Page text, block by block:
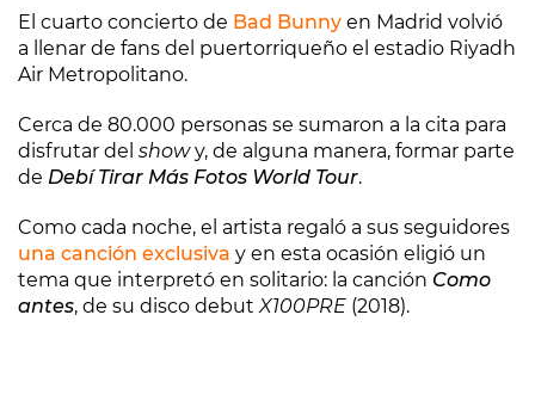
El cuarto concierto de Bad Bunny en Madrid volvió
a llenar de fans del puertorriqueño el estadio Riyadh
Air Metropolitano.
Cerca de 80.000 personas se sumaron a la cita para
disfrutar del showy, de alguna manera, formar parte
de Debí Tirar Más Fotos World Tour.
Como cada noche, el artista regaló a sus seguidores
una canción exclusiva y en esta ocasión eligió un
tema que interpretó en solitario: la canción Como
antes, de su disco debutX100PRE (2018).